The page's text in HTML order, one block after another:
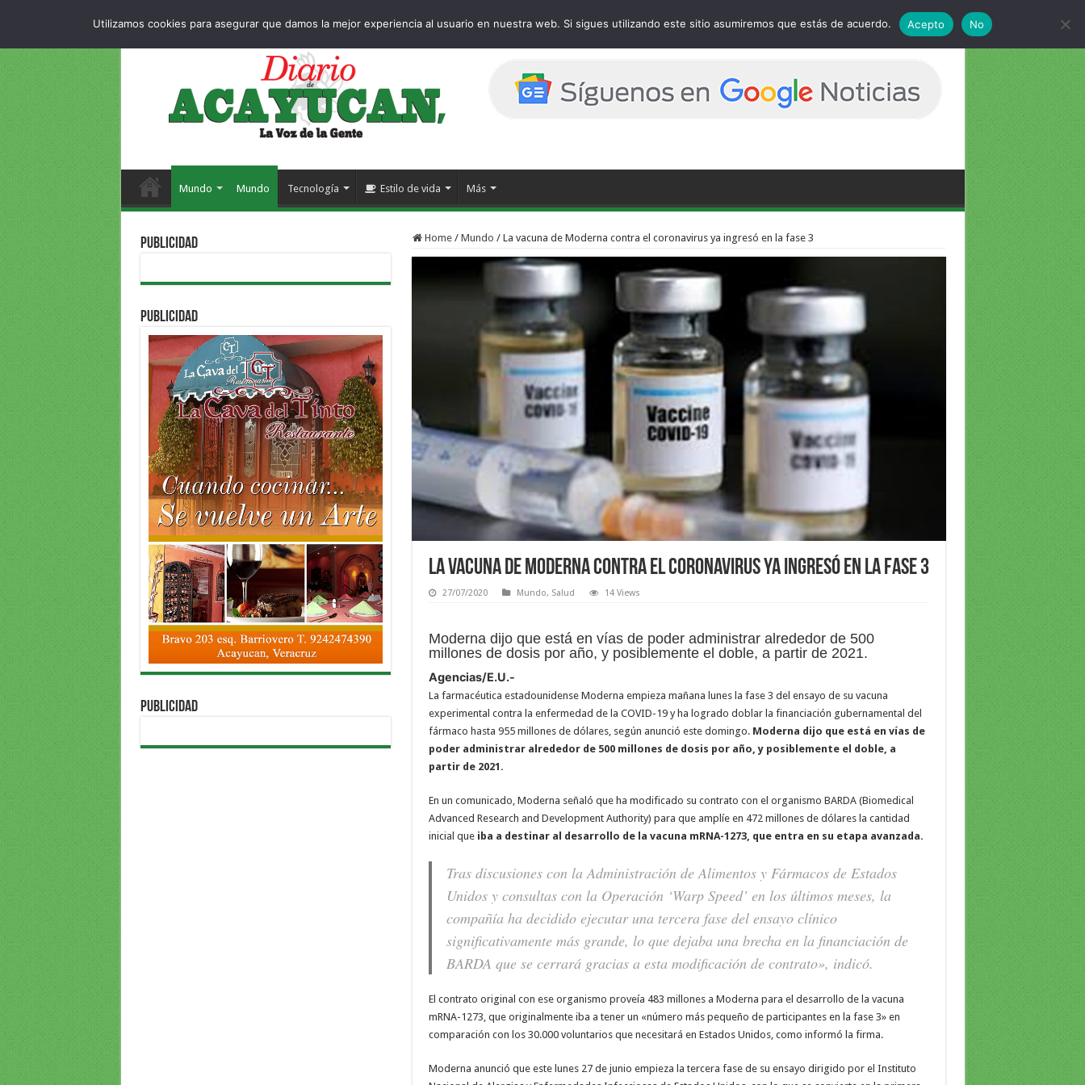
Mundo Mundo Tecnología Estilo de vida Más
Home / Mundo / La vacuna de Moderna contra el coronavirus ya ingresó en la fase 3
La vacuna de Moderna contra el coronavirus ya ingresó en la fase 3
27/07/2020 Mundo, Salud 14 Views
Moderna dijo que está en vías de poder administrar alrededor de 500
millones de dosis por año, y posiblemente el doble, a partir de 2021.
Agencias/E.U.-
La farmacéutica estadounidense Moderna empieza mañana lunes la fase 3 del ensayo de su vacuna
experimental contra la enfermedad de la COVID-19 y ha logrado doblar la financiación gubernamental del
fármaco hasta 955 millones de dólares, según anunció este domingo. Moderna dijo que está en vías de
poder administrar alrededor de 500 millones de dosis por año, y posiblemente el doble, a
partir de 2021.
En un comunicado, Moderna señaló que ha modificado su contrato con el organismo BARDA (Biomedical
Advanced Research and Development Authority) para que amplíe en 472 millones de dólares la cantidad
inicial queiba a destinar al desarrollo de la vacuna mRNA-1273, que entra en su etapa avanzada.
Tras discusiones con la Administración de Alimentos y Fármacos de Estados
Unidos y consultas con la Operación ‘Warp Speed’ en los últimos meses, la
compañía ha decidido ejecutar una tercera fase del ensayo clínico
significativamente más grande, lo que dejaba una brecha en la financiación de
BARDA que se cerrará gracias a esta modificación de contrato», indicó.
El contrato original con ese organismo proveía 483 millones a Moderna para el desarrollo de la vacuna
mRNA-1273, que originalmente iba a tener un «número más pequeño de participantes en la fase 3» en
comparación con los 30.000 voluntarios que necesitará en Estados Unidos, como informó la firma.
Moderna anunció que este lunes 27 de junio empieza la tercera fase de su ensayo dirigido por el Instituto
PUBLICIDAD
PUBLICIDAD
PUBLICIDAD
Utilizamos cookies para asegurar que damos la mejor experiencia al usuario en nuestra web. Si sigues utilizando este sitio asumiremos que estás de acuerdo. Acepto No